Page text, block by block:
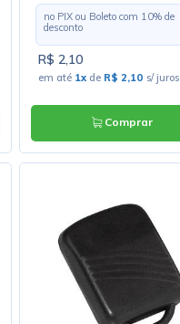
no PIX ou Boleto com 10% de
desconto
R$ 2,10
em até 1x de R$ 2,10 s/ juros
Comprar